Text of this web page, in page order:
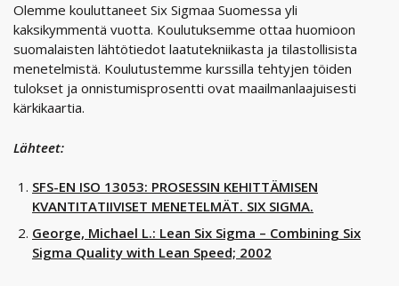
Olemme kouluttaneet Six Sigmaa Suomessa yli
kaksikymmentä vuotta. Koulutuksemme ottaa huomioon
suomalaisten lähtötiedot laatutekniikasta ja tilastollisista
menetelmistä. Koulutustemme kurssilla tehtyjen töiden
tulokset ja onnistumisprosentti ovat maailmanlaajuisesti
kärkikaartia.
Lähteet:
SFS-EN ISO 13053: PROSESSIN KEHITTÄMISEN
KVANTITATIIVISET MENETELMÄT. SIX SIGMA.
George, Michael L.: Lean Six Sigma – Combining Six
Sigma Quality with Lean Speed; 2002